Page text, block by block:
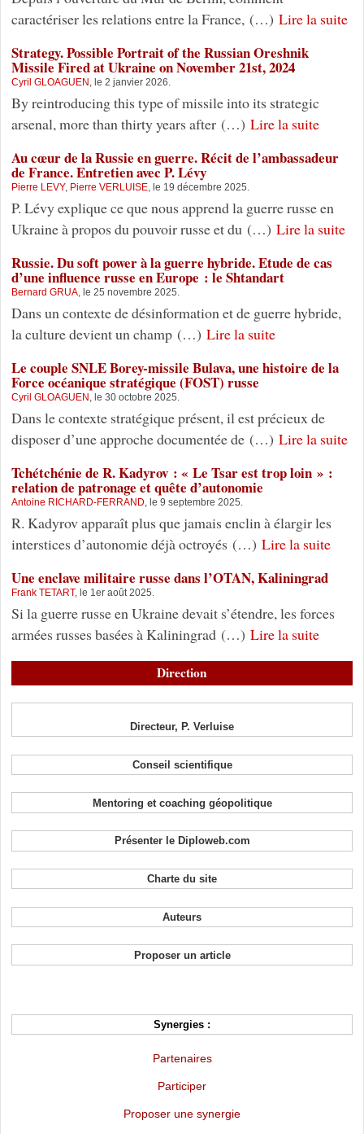
caractériser les relations entre la France, (…) Lire la suite
Strategy. Possible Portrait of the Russian Oreshnik
Missile Fired at Ukraine on November 21st, 2024
Cyril GLOAGUEN , le 2 janvier 2026.
By reintroducing this type of missile into its strategic
arsenal, more than thirty years after (…) Lire la suite
Au cœur de la Russie en guerre. Récit de l’ambassadeur
de France. Entretien avec P. Lévy
Pierre LEVY, Pierre VERLUISE , le 19 décembre 2025.
P. Lévy explique ce que nous apprend la guerre russe en
Ukraine à propos du pouvoir russe et du (…) Lire la suite
Russie. Du soft power à la guerre hybride. Etude de cas
d’une influence russe en Europe : le Shtandart
Bernard GRUA, le 25 novembre 2025.
Dans un contexte de désinformation et de guerre hybride,
la culture devient un champ (…) Lire la suite
Le couple SNLE Borey-missile Bulava, une histoire de la
Force océanique stratégique (FOST) russe
Cyril GLOAGUEN , le 30 octobre 2025.
Dans le contexte stratégique présent, il est précieux de
disposer d’une approche documentée de (…) Lire la suite
Tchétchénie de R. Kadyrov : « Le Tsar est trop loin » :
relation de patronage et quête d’autonomie
Antoine RICHARD-FERRAND , le 9 septembre 2025.
R. Kadyrov apparaît plus que jamais enclin à élargir les
interstices d’autonomie déjà octroyés (…) Lire la suite
Une enclave militaire russe dans l’OTAN, Kaliningrad
Frank TETART , le 1er août 2025.
Si la guerre russe en Ukraine devait s’étendre, les forces
armées russes basées à Kaliningrad (…) Lire la suite
Direction
Directeur, P. Verluise
Conseil scientifique
Mentoring et coaching géopolitique
Présenter le Diploweb.com
Charte du site
Auteurs
Proposer un article
Synergies :
Partenaires
Participer
Proposer une synergie